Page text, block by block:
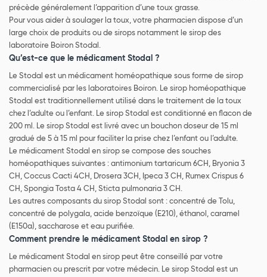
précède généralement l’apparition d’une toux grasse.
Pour vous aider à soulager la toux, votre pharmacien dispose d’un
large choix de produits ou de sirops notamment le sirop des
laboratoire Boiron Stodal.
Qu’est-ce que le médicament Stodal ?
Le Stodal est un médicament homéopathique sous forme de sirop
commercialisé par les laboratoires Boiron. Le sirop homéopathique
Stodal est traditionnellement utilisé dans le traitement de la toux
chez l’adulte ou l’enfant. Le sirop Stodal est conditionné en flacon de
200 ml. Le sirop Stodal est livré avec un bouchon doseur de 15 ml
gradué de 5 à 15 ml pour faciliter la prise chez l’enfant ou l’adulte.
Le médicament Stodal en sirop se compose des souches
homéopathiques suivantes : antimonium tartaricum 6CH, Bryonia 3
CH, Coccus Cacti 4CH, Drosera 3CH, Ipeca 3 CH, Rumex Crispus 6
CH, Spongia Tosta 4 CH, Sticta pulmonaria 3 CH.
Les autres composants du sirop Stodal sont : concentré de Tolu,
concentré de polygala, acide benzoïque (E210), éthanol, caramel
(E150a), saccharose et eau purifiée.
Comment prendre le médicament Stodal en sirop ?
Le médicament Stodal en sirop peut être conseillé par votre
pharmacien ou prescrit par votre médecin. Le sirop Stodal est un